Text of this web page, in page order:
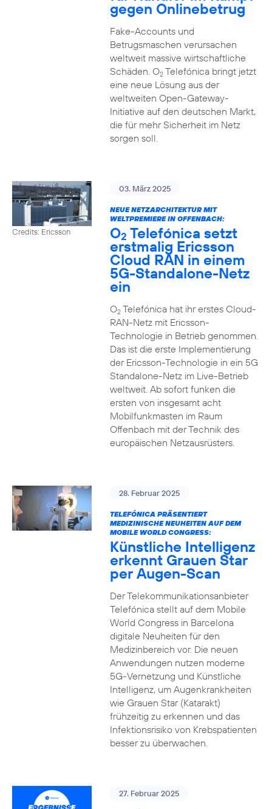
gegen Onlinebetrug
Fake-Accounts und
Betrugsmaschen verursachen
weltweit massive wirtschaftliche
Schäden. O2Telefónica bringt jetzt
eine neue Lösung aus der
weltweiten Open-Gateway-
Initiative auf den deutschen Markt,
die für mehr Sicherheit im Netz
sorgen soll.
Credits: Ericsson
03. März 2025
NEUE NETZARCHITEKTUR MIT
WELTPREMIERE IN OFFENBACH:
O2 Telefónica setzt
erstmalig Ericsson
Cloud RAN in einem
5G-Standalone-Netz
ein
O2Telefónica hat ihr erstes Cloud-
RAN-Netz mit Ericsson-
Technologie in Betrieb genommen.
Das ist die erste Implementierung
der Ericsson-Technologie in ein 5G
Standalone-Netz im Live-Betrieb
weltweit. Ab sofort funken die
ersten von insgesamt acht
Mobilfunkmasten im Raum
Offenbach mit der Technik des
europäischen Netzausrüsters.
28. Februar 2025
TELEFÓNICA PRÄSENTIERT
MEDIZINISCHE NEUHEITEN AUF DEM
MOBILE WORLD CONGRESS:
Künstliche Intelligenz
erkennt Grauen Star
per Augen-Scan
Der Telekommunikationsanbieter
Telefónica stellt auf dem Mobile
World Congress in Barcelona
digitale Neuheiten für den
Medizinbereich vor. Die neuen
Anwendungen nutzen moderne
5G-Vernetzung und Künstliche
Intelligenz, um Augenkrankheiten
wie Grauen Star (Katarakt)
frühzeitig zu erkennen und das
Infektionsrisiko von Krebspatienten
besser zu überwachen.
27. Februar 2025